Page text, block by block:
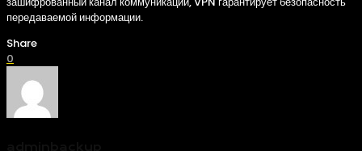
передаваемой информации.
Share
0